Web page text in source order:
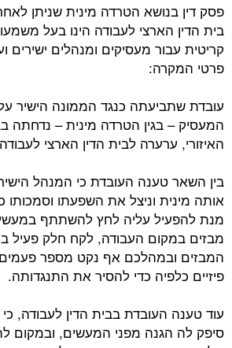
פסק דין בנושא הטרדה מינית שניתן
בית הדין הארצי לעבודה הינו בעל
קריטית עבור מעסיקים ומנהלים ישירים
פרטי המקרה:
עובדת שתביעתה כנגד הממונה הישיר
המעסיק – בגין הטרדה מינית – נדחתה
האיזורי, ערערה לבית הדין הארצי
בין השאר טענה העובדת כי המנהל
אותה מינית וניצל את השפעתו וסמכותו
מנת להפעיל עליה לחץ להשתתף
מבזים במקום העבודה, לקח חלק פעיל
המבזים ובמהלכם אף נקט מספר
פיזיים כלפיה כדי להסיר את התנגדותה.
עוד טענה העובדת בבית הדין לעבודה,
סיפק לה הגנה מפני המעשים, ובמקום